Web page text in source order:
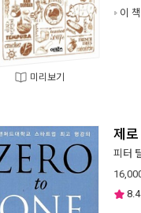
미리보기
이
제로
피터
8.4